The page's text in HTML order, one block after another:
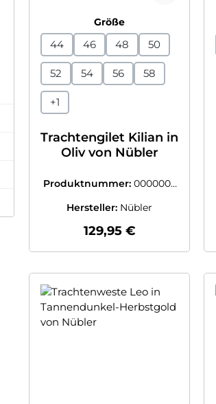
Größeauswählen
44 46 48 50
52 54 56 58
+1
Trachtengilet Kilian in
Oliv von Nübler
Produktnummer: 0000003
Hersteller: Nübler
Regulärer Preis:
129,95 €